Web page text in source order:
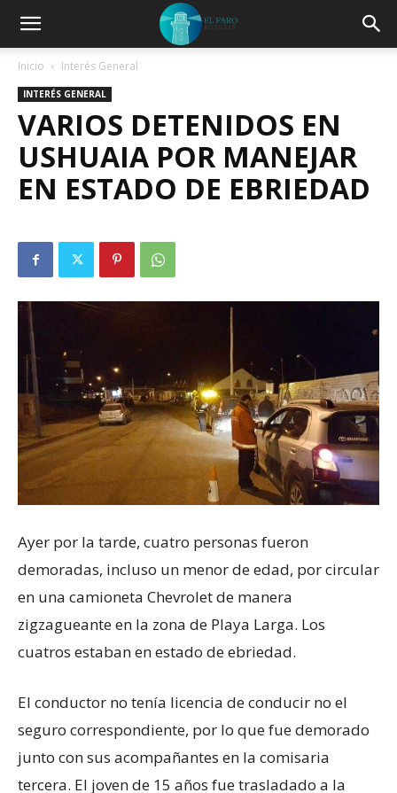
Inicio Interés General
INTERÉS GENERAL
VARIOS DETENIDOS EN
USHUAIA POR MANEJAR
EN ESTADO DE EBRIEDAD
Ayer por la tarde, cuatro personas fueron
demoradas, incluso un menor de edad, por circular
en una camioneta Chevrolet de manera
zigzagueante en la zona de Playa Larga. Los
cuatros estaban en estado de ebriedad.
El conductor no tenía licencia de conducir no el
seguro correspondiente, por lo que fue demorado
junto con sus acompañantes en la comisaria
tercera. El joven de 15 años fue trasladado a la